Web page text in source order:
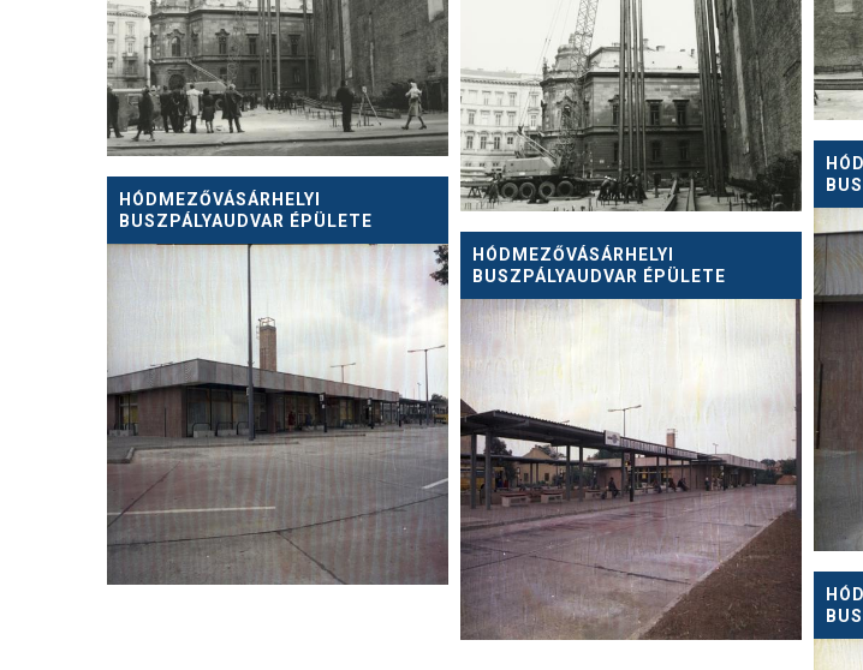
HÓDMEZŐVÁSÁRHELYI
BUSZPÁLYAUDVAR ÉPÜLETE
HÓDMEZŐVÁSÁRHELYI
BUSZPÁLYAUDVAR ÉPÜLETE